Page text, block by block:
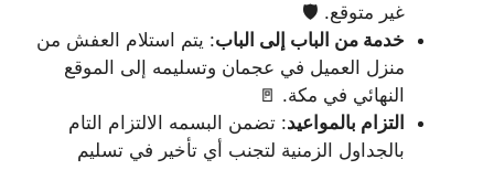
غير متوقع. 🛡️
خدمة من الباب إلى الباب: يتم استلام العفش من
منزل العميل في عجمان وتسليمه إلى الموقع
النهائي في مكة. 🚪
التزام بالمواعيد: تضمن البسمه الالتزام التام
بالجداول الزمنية لتجنب أي تأخير في تسليم